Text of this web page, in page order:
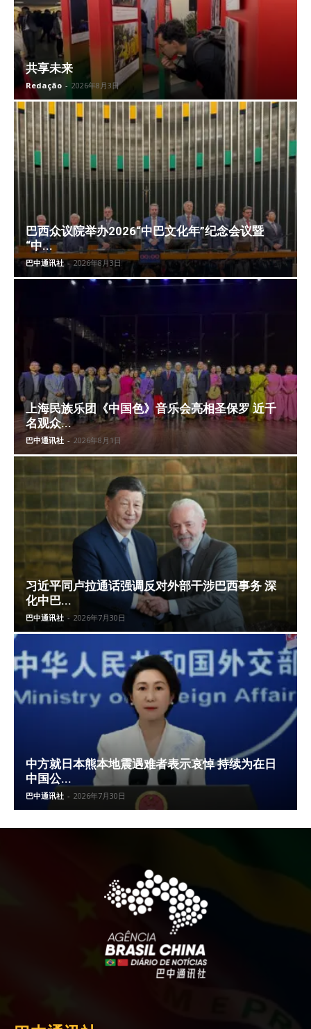
共享未来
Redação - 2026年8月3日
巴西众议院举办2026“中巴文化年”纪念会议暨
“中...
巴中通讯社 - 2026年8月3日
上海民族乐团《中国色》音乐会亮相圣保罗 近千
名观众...
巴中通讯社 - 2026年8月1日
习近平同卢拉通话强调反对外部干涉巴西事务 深
化中巴...
巴中通讯社 - 2026年7月30日
中方就日本熊本地震遇难者表示哀悼 持续为在日
中国公...
巴中通讯社 - 2026年7月30日